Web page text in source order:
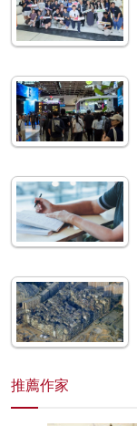
推薦作家